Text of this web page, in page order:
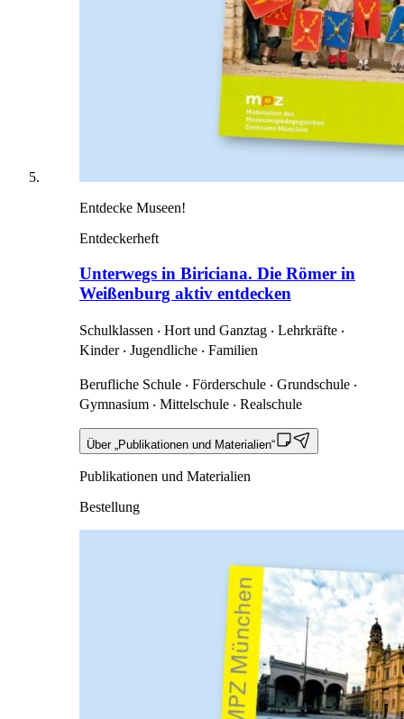
Entdecke Museen!
Entdeckerheft
Unterwegs in Biriciana. Die Römer in
Weißenburg aktiv entdecken
Schulklassen ‧ Hort und Ganztag ‧ Lehrkräfte ‧
Kinder ‧ Jugendliche ‧ Familien
Berufliche Schule ‧ Förderschule ‧ Grundschule ‧
Gymnasium ‧ Mittelschule ‧ Realschule
Über „Publikationen und Materialien“
Publikationen und Materialien
Bestellung